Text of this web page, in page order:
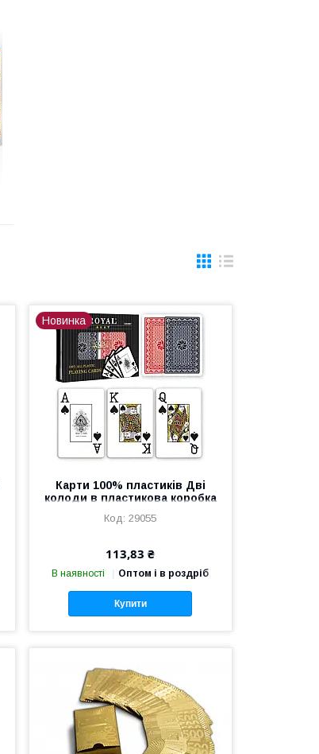
Новинка
Карти 100% пластиків Дві
колоди в пластикова коробка
29055
113,83 ₴
В наявності Оптом і в роздріб
Купити